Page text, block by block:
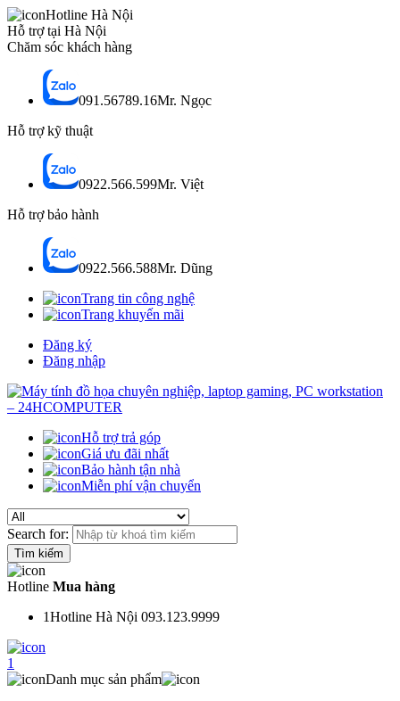
Hotline Hà Nội
Hỗ trợ tại Hà Nội
Chăm sóc khách hàng
091.56789.16Mr. Ngọc
Hỗ trợ kỹ thuật
0922.566.599Mr. Việt
Hỗ trợ bảo hành
0922.566.588Mr. Dũng
Trang tin công nghệ
Trang khuyến mãi
Đăng ký
Đăng nhập
Hỗ trợ trả góp
Giá ưu đãi nhất
Bảo hành tận nhà
Miễn phí vận chuyển
Search for:
Hotline Mua hàng
1Hotline Hà Nội 093.123.9999
1
Danh mục sản phẩm